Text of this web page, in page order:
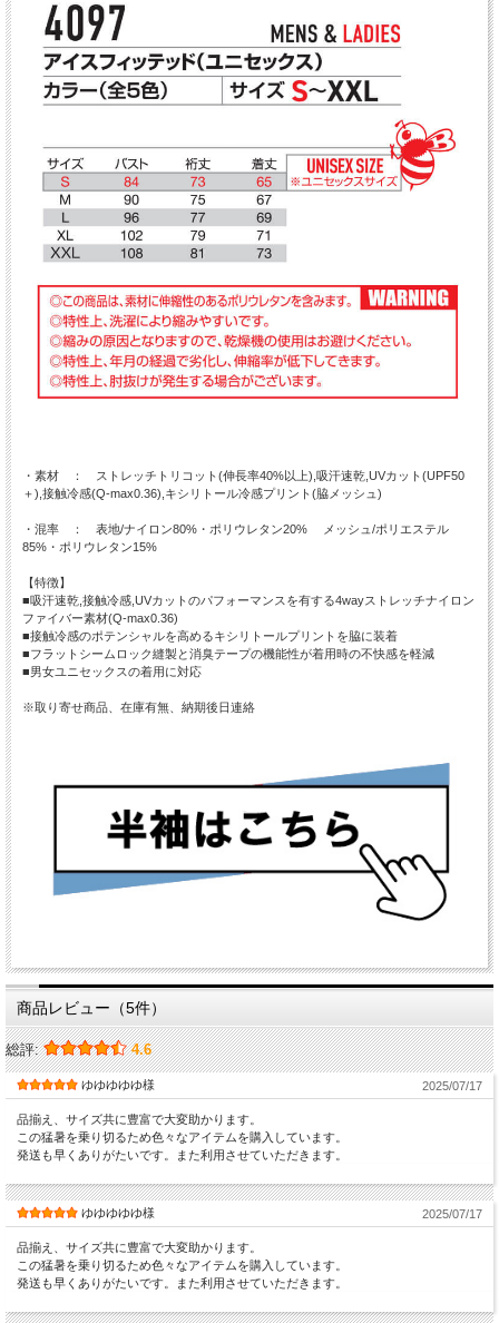
・素材 ： ストレッチトリコット(伸長率40%以上),吸汗速乾,UVカット(UPF50
＋),接触冷感(Q-max0.36),キシリトール冷感プリント(脇メッシュ)
・混率 ： 表地/ナイロン80%・ポリウレタン20% メッシュ/ポリエステル
85%・ポリウレタン15%
【特徴】
■吸汗速乾,接触冷感,UVカットのパフォーマンスを有する4wayストレッチナイロン
ファイバー素材(Q-max0.36)
■接触冷感のポテンシャルを高めるキシリトールプリントを脇に装着
■フラットシームロック縫製と消臭テープの機能性が着用時の不快感を軽減
■男女ユニセックスの着用に対応
※取り寄せ商品、在庫有無、納期後日連絡
商品レビュー（5件）
総評: 4.6
ゆゆゆゆゆ様 2025/07/17
品揃え、サイズ共に豊富で大変助かります。
この猛暑を乗り切るため色々なアイテムを購入しています。
発送も早くありがたいです。また利用させていただきます。
ゆゆゆゆゆ様 2025/07/17
品揃え、サイズ共に豊富で大変助かります。
この猛暑を乗り切るため色々なアイテムを購入しています。
発送も早くありがたいです。また利用させていただきます。